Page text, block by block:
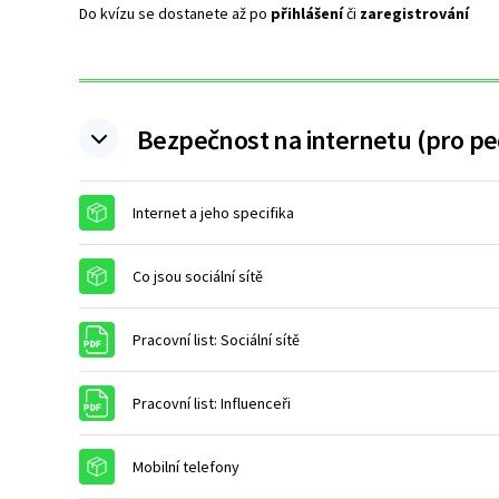
Do kvízu se dostanete až po přihlášeníči zaregistrování
Bezpečnost na internetu (pro
Internet a jeho specifika
Co jsou sociální sítěBalíček SCORM
Pracovní list: Sociální sítě
Pracovní list: Influenceři
Mobilní telefonyBalíček SCORM